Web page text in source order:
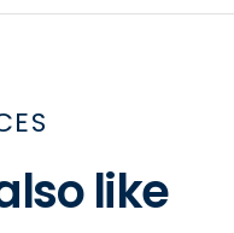
like